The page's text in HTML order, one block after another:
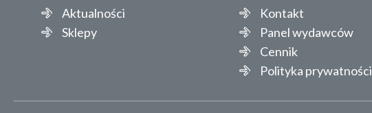
Aktualności
Sklepy
Kontakt
Panel wydawców
Cennik
Polityka prywatności